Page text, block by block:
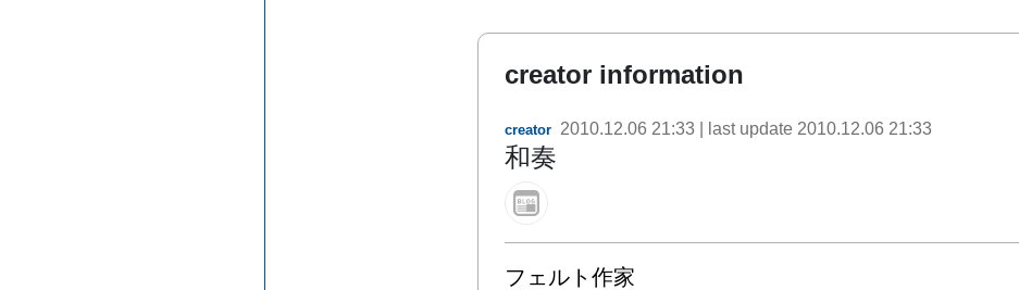
creator information
creator 2010.12.06 21:33 | last update 2010.12.06 21:33
和奏
フェルト作家